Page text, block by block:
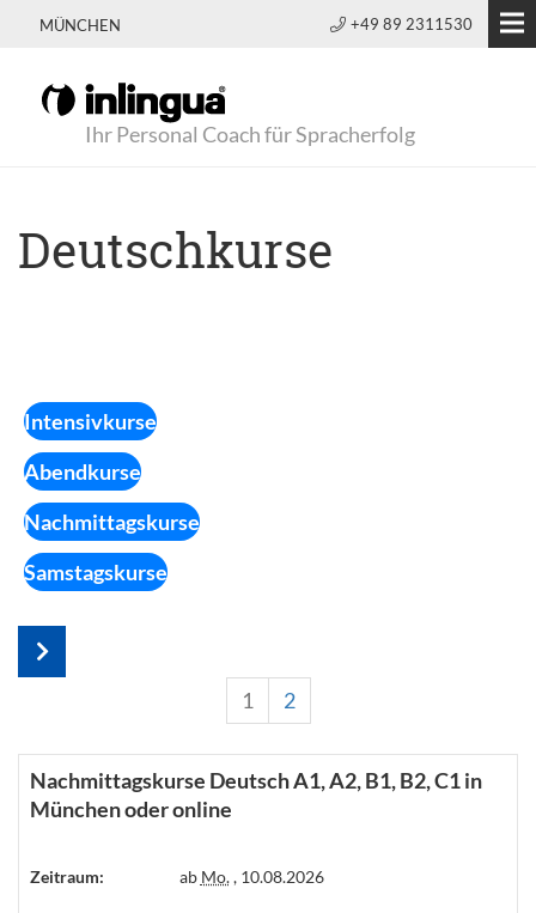
MÜNCHEN +49 89 2311530
Ihr Personal Coach für Spracherfolg
Deutschkurse
Intensivkurse
Abendkurse
Nachmittagskurse
Samstagskurse
1 2
Nachmittagskurse Deutsch A1, A2, B1, B2, C1 in
München oder online
Zeitraum: ab Mo., 10.08.2026